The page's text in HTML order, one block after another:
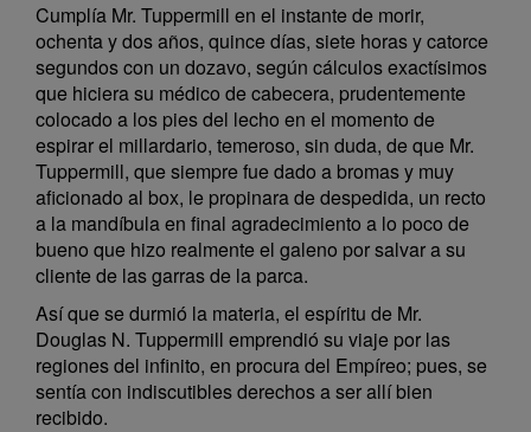
Cumplía Mr. Tuppermill en el instante de morir,
ochenta y dos años, quince días, siete horas y catorce
segundos con un dozavo, según cálculos exactísimos
que hiciera su médico de cabecera, prudentemente
colocado a los pies del lecho en el momento de
espirar el millardario, temeroso, sin duda, de que Mr.
Tuppermill, que siempre fue dado a bromas y muy
aficionado al box, le propinara de despedida, un recto
a la mandíbula en final agradecimiento a lo poco de
bueno que hizo realmente el galeno por salvar a su
cliente de las garras de la parca.
Así que se durmió la materia, el espíritu de Mr.
Douglas N. Tuppermill emprendió su viaje por las
regiones del infinito, en procura del Empíreo; pues, se
sentía con indiscutibles derechos a ser allí bien
recibido.